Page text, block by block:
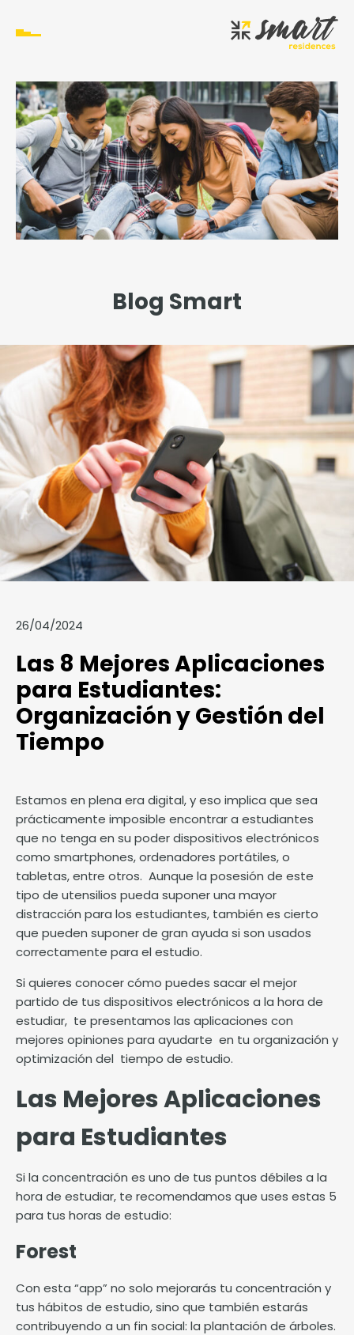
Blog Smart
26/04/2024
Las 8 Mejores Aplicaciones
para Estudiantes:
Organización y Gestión del
Tiempo
Estamos en plena era digital, y eso implica que sea
prácticamente imposible encontrar a estudiantes
que no tenga en su poder dispositivos electrónicos
como smartphones, ordenadores portátiles, o
tabletas, entre otros. Aunque la posesión de este
tipo de utensilios pueda suponer una mayor
distracción para los estudiantes, también es cierto
que pueden suponer de gran ayuda si son usados
correctamente para el estudio.
Si quieres conocer cómo puedes sacar el mejor
partido de tus dispositivos electrónicos a la hora de
estudiar, te presentamos las aplicaciones con
mejores opiniones para ayudarte en tu organización y
optimización del tiempo de estudio.
Las Mejores Aplicaciones
para Estudiantes
Si la concentración es uno de tus puntos débiles a la
hora de estudiar, te recomendamos que uses estas 5
para tus horas de estudio:
Forest
Con esta “app” no solo mejorarás tu concentración y
tus hábitos de estudio, sino que también estarás
contribuyendo a un fin social: la plantación de árboles.